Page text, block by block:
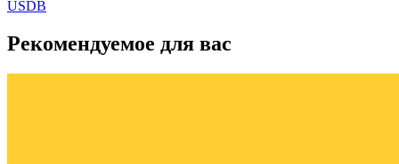
USDB
Рекомендуемое для вас